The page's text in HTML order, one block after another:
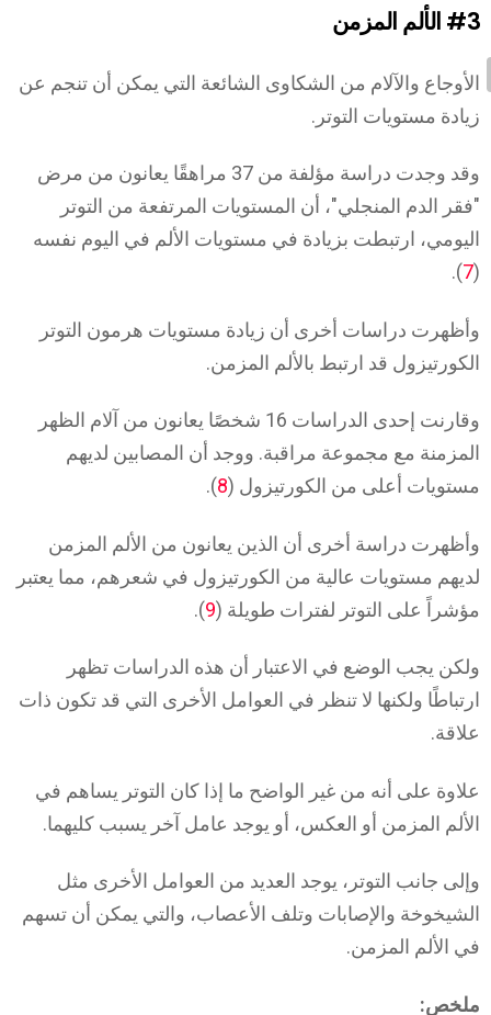
#3 الألم المزمن
الأوجاع والآلام من الشكاوى الشائعة التي يمكن أن تنجم عن
زيادة مستويات التوتر.
وقد وجدت دراسة مؤلفة من 37 مراهقًا يعانون من مرض
"فقر الدم المنجلي"، أن المستويات المرتفعة من التوتر
اليومي، ارتبطت بزيادة في مستويات الألم في اليوم نفسه
(
7
).
وأظهرت دراسات أخرى أن زيادة مستويات هرمون التوتر
الكورتيزول قد ارتبط بالألم المزمن.
وقارنت إحدى الدراسات 16 شخصًا يعانون من آلام الظهر
المزمنة مع مجموعة مراقبة. ووجد أن المصابين لديهم
مستويات أعلى من الكورتيزول (8
).
وأظهرت دراسة أخرى أن الذين يعانون من الألم المزمن
لديهم مستويات عالية من الكورتيزول في شعرهم، مما يعتبر
مؤشراً على التوتر لفترات طويلة (9
).
ولكن يجب الوضع في الاعتبار أن هذه الدراسات تظهر
ارتباطًا ولكنها لا تنظر في العوامل الأخرى التي قد تكون ذات
علاقة.
علاوة على أنه من غير الواضح ما إذا كان التوتر يساهم في
الألم المزمن أو العكس، أو يوجد عامل آخر يسبب كليهما.
وإلى جانب التوتر، يوجد العديد من العوامل الأخرى مثل
الشيخوخة والإصابات وتلف الأعصاب، والتي يمكن أن تسهم
في الألم المزمن.
ملخص: